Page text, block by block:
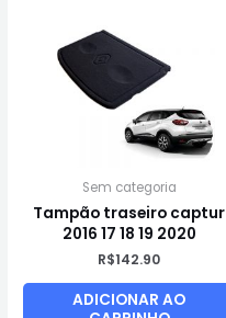
Sem categoria
Tampão traseiro captur
2016 17 18 19 2020
R$142.90
ADICIONAR AO